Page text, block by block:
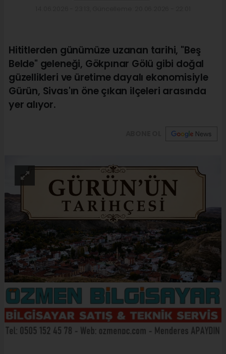
Hititlerden günümüze uzanan tarihi, "Beş
Belde" geleneği, Gökpınar Gölü gibi doğal
güzellikleri ve üretime dayalı ekonomisiyle
Gürün, Sivas'ın öne çıkan ilçeleri arasında
yer alıyor.